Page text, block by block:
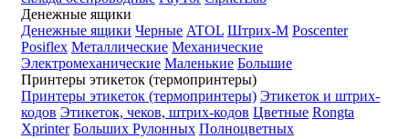
Денежные ящики
Денежные ящики Черные ATOL Штрих-М Poscenter
Posiflex Металлические Механические
Электромеханические Маленькие Большие
Принтеры этикеток (термопринтеры)
Принтеры этикеток (термопринтеры) Этикеток и штрих-
кодов Этикеток, чеков, штрих-кодов Цветные Rongta
Xprinter Больших Рулонных Полноцветных